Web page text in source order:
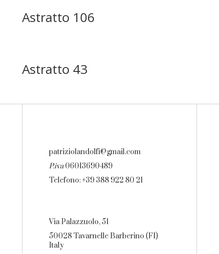
Astratto 106
Astratto 43
patriziolandolfi@gmail.com
P.iva 06013690489
Telefono: +39 388 922 80 21
Via Palazzuolo, 51
50028 Tavarnelle Barberino (FI)
Italy